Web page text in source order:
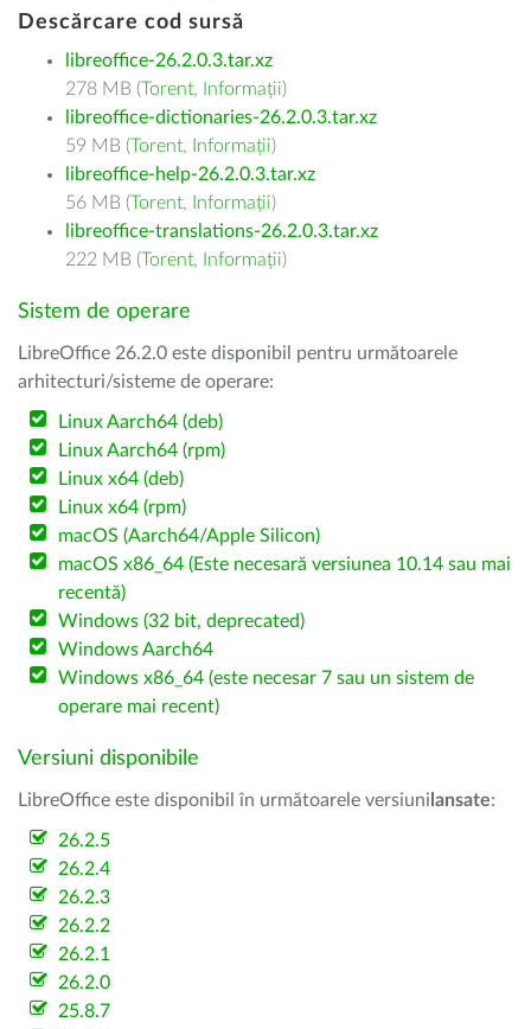
Descărcare cod sursă
libreoffice-26.2.0.3.tar.xz
278 MB (Torent, Informații)
libreoffice-dictionaries-26.2.0.3.tar.xz
59 MB (Torent, Informații)
libreoffice-help-26.2.0.3.tar.xz
56 MB (Torent, Informații)
libreoffice-translations-26.2.0.3.tar.xz
222 MB (Torent, Informații)
Sistem de operare
LibreOffice 26.2.0 este disponibil pentru următoarele
arhitecturi/sisteme de operare:
Linux Aarch64 (deb)
Linux Aarch64 (rpm)
Linux x64 (deb)
Linux x64 (rpm)
macOS (Aarch64/Apple Silicon)
macOS x86_64 (Este necesară versiunea 10.14 sau mai
recentă)
Windows (32 bit, deprecated)
Windows Aarch64
Windows x86_64 (este necesar 7 sau un sistem de
operare mai recent)
Versiuni disponibile
LibreOffice este disponibil în următoarele versiuni lansate:
26.2.5
26.2.4
26.2.3
26.2.2
26.2.1
26.2.0
25.8.7